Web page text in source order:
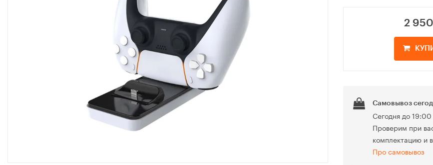
2 950
Самовывоз
Сегодня до
Проверим при
комплектацию и
Про самовывоз